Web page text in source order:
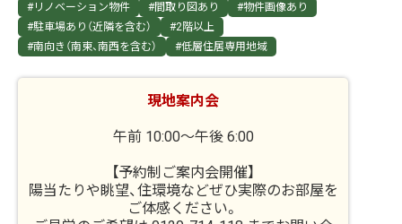
現地案内会
午前 10:00～午後 6:00
【予約制ご案内会開催】
陽当たりや眺望、住環境などぜひ実際のお部屋を
ご体感ください。
#リノベーション物件 #間取り図あり
#物件画像あり
#駐車場あり（近隣を含む）
#2階以上
#南向き（南東、南西を含む）
#低層住居専用地域